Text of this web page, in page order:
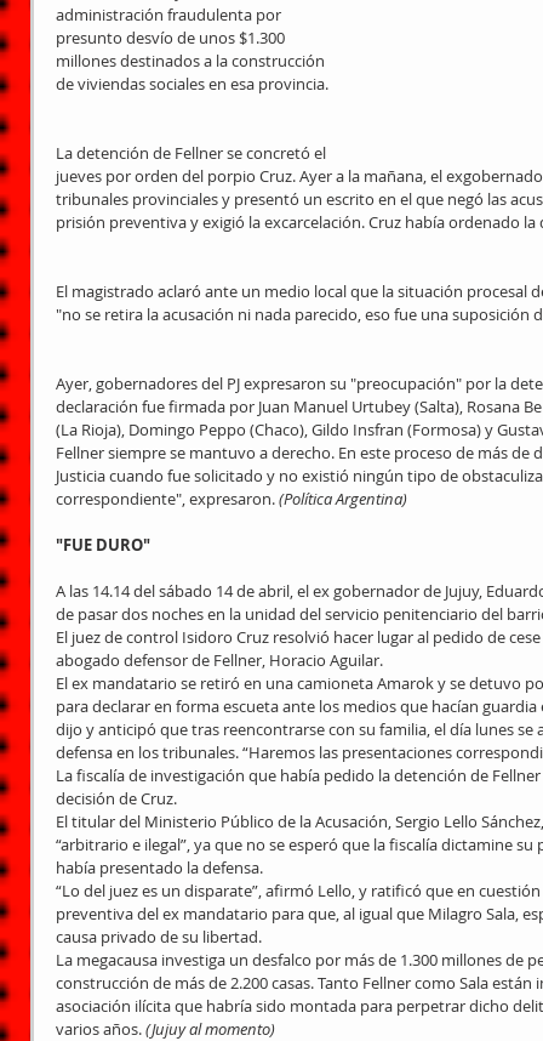
administración fraudulenta por
presunto desvío de unos $1.300
millones destinados a la construcción
de viviendas sociales en esa provincia.
La detención de Fellner se concretó el
jueves por orden del porpio Cruz. Ayer a la mañana, el
tribunales provinciales y presentó un escrito en el que negó las
prisión preventiva y exigió la excarcelación. Cruz había ordenado
El magistrado aclaró ante un medio local que la situación procesal
"no se retira la acusación ni nada parecido, eso fue una suposición
Ayer, gobernadores del PJ expresaron su "preocupación" por la
declaración fue firmada por Juan Manuel Urtubey (Salta), Rosana
(La Rioja), Domingo Peppo (Chaco), Gildo Insfran (Formosa) y
Fellner siempre se mantuvo a derecho. En este proceso de más
Justicia cuando fue solicitado y no existió ningún tipo de
correspondiente", expresaron. (Política Argentina)
"FUE DURO"
A las 14.14 del sábado 14 de abril, el ex gobernador de Jujuy,
de pasar dos noches en la unidad del servicio penitenciario del
El juez de control Isidoro Cruz resolvió hacer lugar al pedido de
abogado defensor de Fellner, Horacio Aguilar.
El ex mandatario se retiró en una camioneta Amarok y se detuvo
para declarar en forma escueta ante los medios que hacían
dijo y anticipó que tras reencontrarse con su familia, el día lunes
defensa en los tribunales. “Haremos las presentaciones
La fiscalía de investigación que había pedido la detención de
decisión de Cruz.
El titular del Ministerio Público de la Acusación, Sergio Lello
“arbitrario e ilegal”, ya que no se esperó que la fiscalía dictamine
había presentado la defensa.
“Lo del juez es un disparate”, afirmó Lello, y ratificó que en
preventiva del ex mandatario para que, al igual que Milagro Sala,
causa privado de su libertad.
La megacausa investiga un desfalco por más de 1.300 millones de
construcción de más de 2.200 casas. Tanto Fellner como Sala
asociación ilícita que habría sido montada para perpetrar dicho
varios años. (Jujuy al momento)